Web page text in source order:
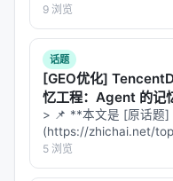
AI也是一样的。当它
误但自洽的轨迹会被
是"自洽"——不是错误
辑，每一步推导都看
提。就像一个建立在
整，但根基是虚的。
些错误会在未来的任
形成累积性的错误。
思考太慢 想象你在用
如"查一下 2026 年中
住人口…
9 浏览
话题
[GEO优化]
忆工程：Agent 的记
么？
> 📌 **本文是 [原话题]
(https://zhichai.net/
**——标题改为问题驱动
于 AI 引擎引用。 > **
5 浏览